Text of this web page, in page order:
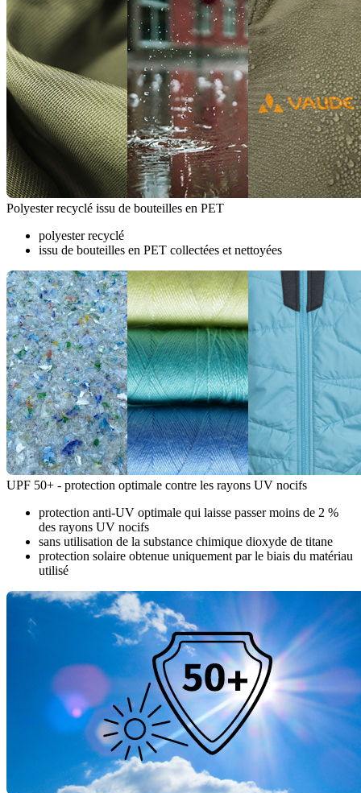
Polyester recyclé issu de bouteilles en PET
polyester recyclé
issu de bouteilles en PET collectées et nettoyées
UPF 50+ - protection optimale contre les rayons UV nocifs
protection anti-UV optimale qui laisse passer moins de 2 %
des rayons UV nocifs
sans utilisation de la substance chimique dioxyde de titane
protection solaire obtenue uniquement par le biais du matériau
utilisé